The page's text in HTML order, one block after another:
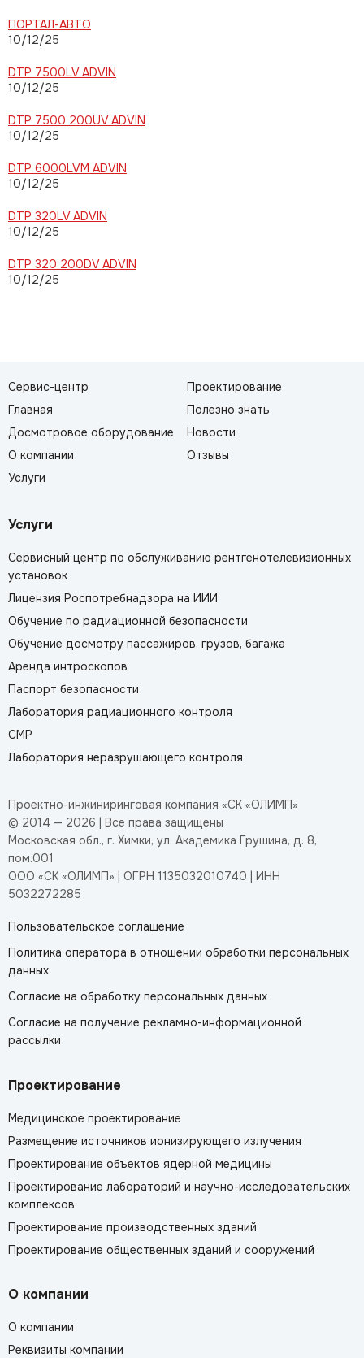
ПОРТАЛ-АВТО
10/12/25
DTP 7500LV ADVIN
10/12/25
DTP 7500 200UV ADVIN
10/12/25
DTP 6000LVM ADVIN
10/12/25
DTP 320LV ADVIN
10/12/25
DTP 320 200DV ADVIN
10/12/25
Сервис-центр
Главная
Досмотровое оборудование
О компании
Услуги
Проектирование
Полезно знать
Новости
Отзывы
Услуги
Сервисный центр по обслуживанию рентгенотелевизионных
установок
Лицензия Роспотребнадзора на ИИИ
Обучение по радиационной безопасности
Обучение досмотру пассажиров, грузов, багажа
Аренда интроскопов
Паспорт безопасности
Лаборатория радиационного контроля
СМР
Лаборатория неразрушающего контроля
Проектно-инжиниринговая компания «СК «ОЛИМП»
© 2014 — 2026 | Все права защищены
Московская обл., г. Химки, ул. Академика Грушина, д. 8,
пом.001
ООО «СК «ОЛИМП» | ОГРН 1135032010740 | ИНН
5032272285
Пользовательское соглашение
Политика оператора в отношении обработки персональных
данных
Согласие на обработку персональных данных
Согласие на получение рекламно-информационной
рассылки
Проектирование
Медицинское проектирование
Размещение источников ионизирующего излучения
Проектирование объектов ядерной медицины
Проектирование лабораторий и научно-исследовательских
комплексов
Проектирование производственных зданий
Проектирование общественных зданий и сооружений
О компании
О компании
Реквизиты компании